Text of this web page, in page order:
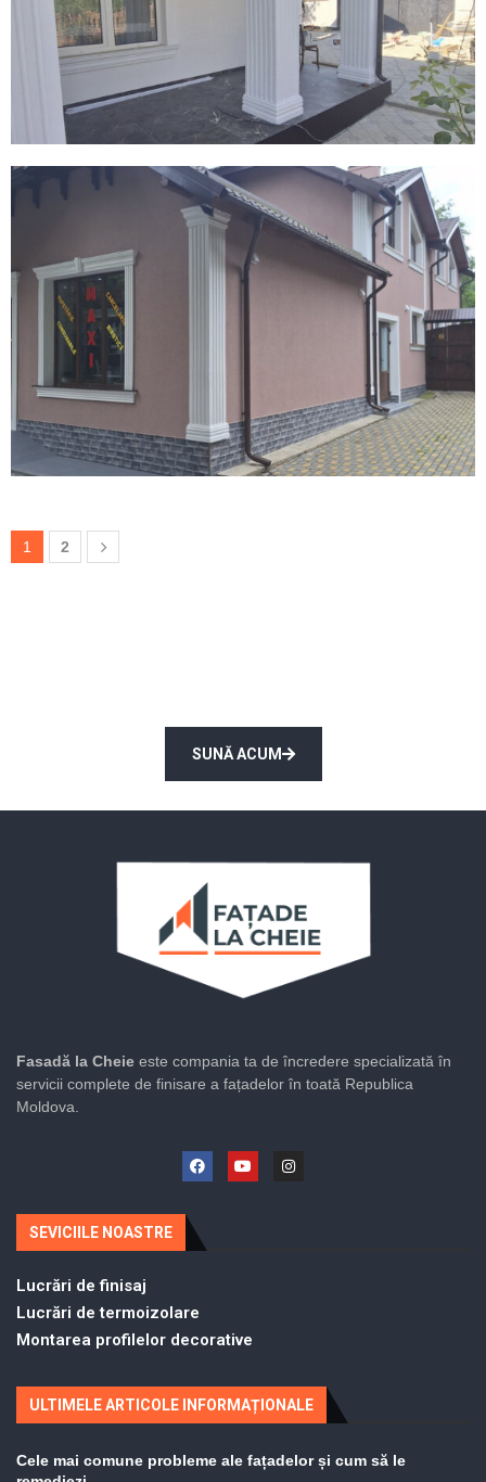
1 2
SUNĂ ACUM
Fasadă la Cheie este compania ta de încredere specializată în
servicii complete de finisare a fațadelor în toată Republica
Moldova.
SEVICIILE NOASTRE
Lucrări de finisaj
Lucrări de termoizolare
Montarea profilelor decorative
ULTIMELE ARTICOLE INFORMAȚIONALE
Cele mai comune probleme ale fațadelor și cum să le